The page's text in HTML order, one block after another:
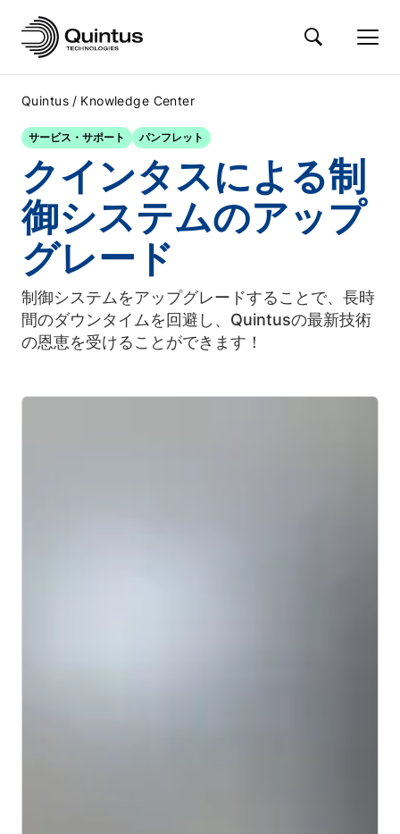
Quintus / Knowledge Center
サービス・サポート パンフレット
クインタスによる制
御システムのアップ
グレード
制御システムをアップグレードすることで、長時
間のダウンタイムを回避し、Quintusの最新技術
の恩恵を受けることができます！